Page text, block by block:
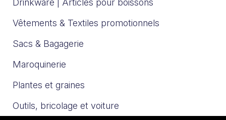
Drinkware | Articles pour boissons
Vêtements & Textiles promotionnels
Sacs & Bagagerie
Maroquinerie
Plantes et graines
Outils, bricolage et voiture